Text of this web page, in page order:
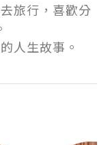
旅行，喜歡分
人生故事。